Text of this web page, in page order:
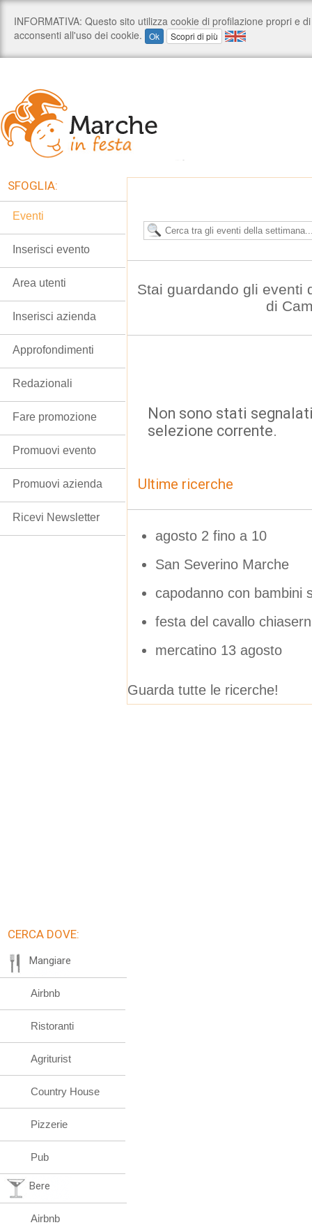
Stai guardando gli eventi
di
Non sono stati
selezione corrente.
Ultime ricerche
agosto 2 fino a 10
San Severino Marche
capodanno con bambini
festa del cavallo
mercatino 13 agosto
Guarda tutte le ricerche!
SFOGLIA:
Eventi
Inserisci evento
Area utenti
Inserisci azienda
Approfondimenti
Redazionali
Fare promozione
Promuovi evento
Promuovi azienda
Ricevi Newsletter
CERCA DOVE:
Mangiare
Airbnb
Ristoranti
Agriturist
Country House
Pizzerie
Pub
Bere
Airbnb